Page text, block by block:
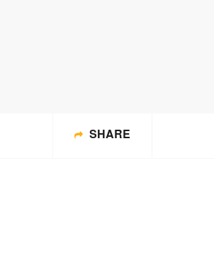
SHARE